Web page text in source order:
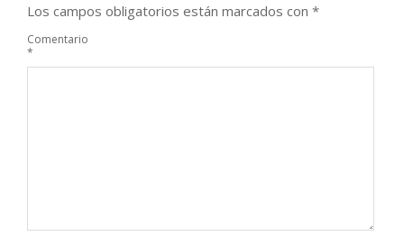
Los campos obligatorios están marcados con *
Comentario
*